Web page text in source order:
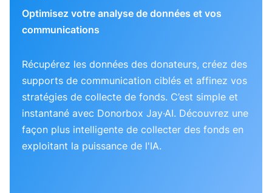
Optimisez votre analyse de données et vos
communications
Récupérez les données des donateurs, créez des
supports de communication ciblés et affinez vos
stratégies de collecte de fonds. C’est simple et
instantané avec Donorbox Jay·AI. Découvrez une
façon plus intelligente de collecter des fonds en
exploitant la puissance de l'IA.